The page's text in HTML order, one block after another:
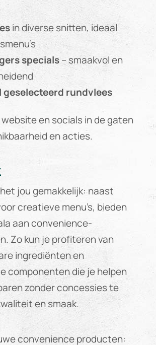
in diverse snitten, ideaal
specials– smaakvol en
geselecteerd rundvlees
website en socials in de gaten
en acties.
jou gemakkelijk: naast
creatieve menu’s, bieden
aan convenience-
Zo kun je profiteren van
ingrediënten en
componenten die je helpen
zonder concessies te
en smaak.
convenience producten: